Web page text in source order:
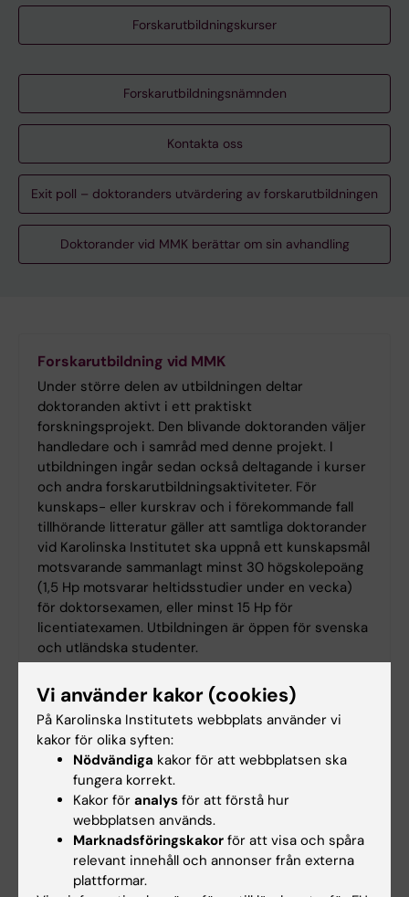
Forskarutbildningskurser
Forskarutbildningsnämnden
Kontakta oss
Exit poll – doktoranders utvärdering av forskarutbildningen
Doktorander vid MMK berättar om sin avhandling
Forskarutbildning vid MMK
Under större delen av utbildningen deltar
doktoranden aktivt i ett praktiskt
forskningsprojekt. Den blivande doktoranden väljer
handledare och i samråd med denne projekt. I
utbildningen ingår sedan också deltagande i kurser
och andra forskarutbildningsaktiviteter. För
kunskaps- eller kurskrav och i förekommande fall
tillhörande litteratur gäller att samtliga doktorander
vid Karolinska Institutet ska uppnå ett kunskapsmål
motsvarande sammanlagt minst 30 högskolepoäng
(1,5 Hp motsvarar heltidsstudier under en vecka)
för doktorsexamen, eller minst 15 Hp för
licentiatexamen. Utbildningen är öppen för svenska
och utländska studenter.
Vi använder kakor (cookies)
På Karolinska Institutets webbplats använder vi
kakor för olika syften:
Nödvändiga kakor för att webbplatsen ska
fungera korrekt.
Kakor för analys för att förstå hur
webbplatsen används.
Marknadsföringskakor för att visa och spåra
relevant innehåll och annonser från externa
plattformar.